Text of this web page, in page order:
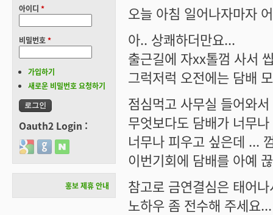
오늘 아침 일어나자마자
아.. 상쾌하더만요...
출근길에 자xx톨껌 사서
그럭저럭 오전에는 담배
점심먹고 사무실 들어와
무엇보다도 담배가 너무
너무나 피우고 싶은데 ...
이번기회에 담배를 아예
참고로 금연결심은 태어
노하우 좀 전수해 주세요...
아이디 *
비밀번호*
가입하기
새로운 비밀번호 요청하기
Oauth2 Login :
Login with Google
Login with GitHub
Login with Naver
홍보 제휴 안내